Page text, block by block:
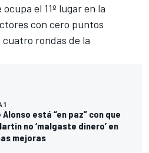
el 11º lugar en la
con cero puntos
rondas de la
1
Alonso está “en paz” con que
no ‘malgaste dinero’ en
mejoras